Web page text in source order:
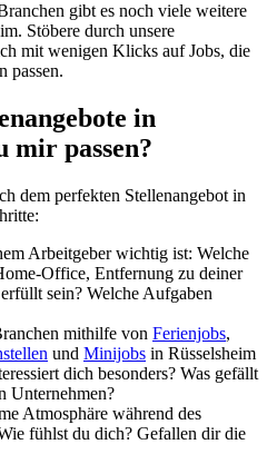
gibt es noch viele weitere
Stöbere durch unsere
mit wenigen Klicks auf Jobs, die
passen.
in
mir passen?
dem perfekten Stellenangebot in
Arbeitgeber wichtig ist: Welche
Office, Entfernung zu deiner
sein? Welche Aufgaben
mithilfe von Ferienjobs,
und Minijobs in Rüsselsheim
dich besonders? Was gefällt
Unternehmen?
Atmosphäre während des
fühlst du dich? Gefallen dir die